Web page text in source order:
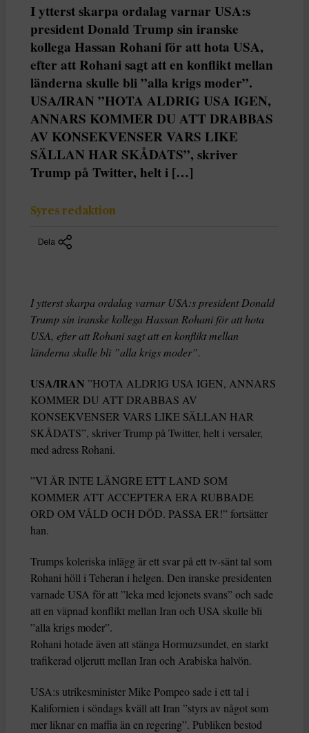
I ytterst skarpa ordalag varnar USA:s
president Donald Trump sin iranske
kollega Hassan Rohani för att hota USA,
efter att Rohani sagt att en konflikt mellan
länderna skulle bli ”alla krigs moder”.
USA/IRAN ”HOTA ALDRIG USA IGEN,
ANNARS KOMMER DU ATT DRABBAS
AV KONSEKVENSER VARS LIKE
SÄLLAN HAR SKÅDATS”, skriver
Trump på Twitter, helt i […]
Syres redaktion
Dela
I ytterst skarpa ordalag varnar USA:s president Donald
Trump sin iranske kollega Hassan Rohani för att hota
USA, efter att Rohani sagt att en konflikt mellan
länderna skulle bli ”alla krigs moder”.
USA/IRAN ”HOTA ALDRIG USA IGEN, ANNARS
KOMMER DU ATT DRABBAS AV
KONSEKVENSER VARS LIKE SÄLLAN HAR
SKÅDATS”, skriver Trump på Twitter, helt i versaler,
med adress Rohani.
”VI ÄR INTE LÄNGRE ETT LAND SOM
KOMMER ATT ACCEPTERA ERA RUBBADE
ORD OM VÅLD OCH DÖD. PASSA ER!” fortsätter
han.
Trumps koleriska inlägg är ett svar på ett tv-sänt tal som
Rohani höll i Teheran i helgen. Den iranske presidenten
varnade USA för att ”leka med lejonets svans” och sade
att en väpnad konflikt mellan Iran och USA skulle bli
”alla krigs moder”.
Rohani hotade även att stänga Hormuzsundet, en starkt
trafikerad oljerutt mellan Iran och Arabiska halvön.
USA:s utrikesminister Mike Pompeo sade i ett tal i
Kalifornien i söndags kväll att Iran ”styrs av något som
mer liknar en maffia än en regering”. Publiken bestod